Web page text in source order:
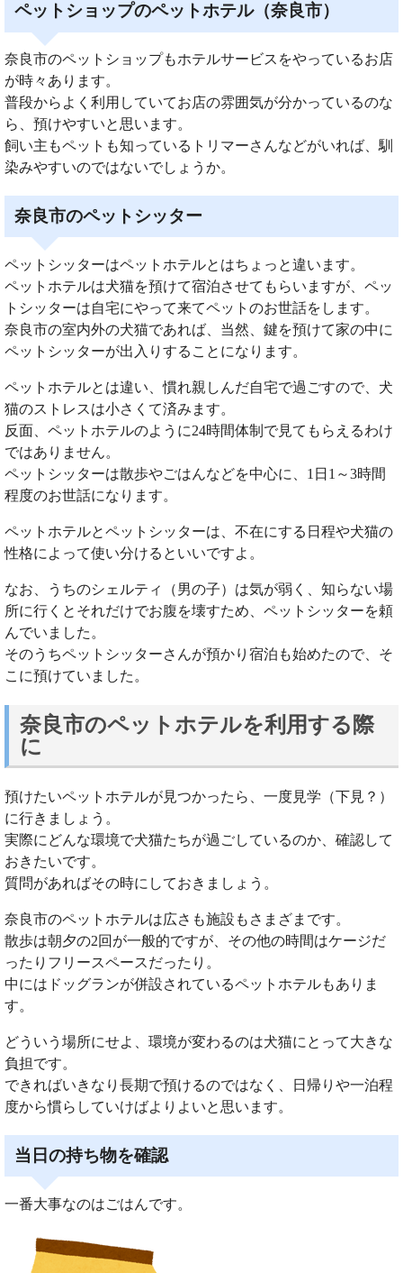
ペットショップのペットホテル（奈良市）
奈良市のペットショップもホテルサービスをやっているお店
が時々あります。
普段からよく利用していてお店の雰囲気が分かっているのな
ら、預けやすいと思います。
飼い主もペットも知っているトリマーさんなどがいれば、馴
染みやすいのではないでしょうか。
奈良市のペットシッター
ペットシッターはペットホテルとはちょっと違います。
ペットホテルは犬猫を預けて宿泊させてもらいますが、ペッ
トシッターは自宅にやって来てペットのお世話をします。
奈良市の室内外の犬猫であれば、当然、鍵を預けて家の中に
ペットシッターが出入りすることになります。
ペットホテルとは違い、慣れ親しんだ自宅で過ごすので、犬
猫のストレスは小さくて済みます。
反面、ペットホテルのように24時間体制で見てもらえるわけ
ではありません。
ペットシッターは散歩やごはんなどを中心に、1日1～3時間
程度のお世話になります。
ペットホテルとペットシッターは、不在にする日程や犬猫の
性格によって使い分けるといいですよ。
なお、うちのシェルティ（男の子）は気が弱く、知らない場
所に行くとそれだけでお腹を壊すため、ペットシッターを頼
んでいました。
そのうちペットシッターさんが預かり宿泊も始めたので、そ
こに預けていました。
奈良市のペットホテルを利用する際
に
預けたいペットホテルが見つかったら、一度見学（下見？）
に行きましょう。
実際にどんな環境で犬猫たちが過ごしているのか、確認して
おきたいです。
質問があればその時にしておきましょう。
奈良市のペットホテルは広さも施設もさまざまです。
散歩は朝夕の2回が一般的ですが、その他の時間はケージだ
ったりフリースペースだったり。
中にはドッグランが併設されているペットホテルもありま
す。
どういう場所にせよ、環境が変わるのは犬猫にとって大きな
負担です。
できればいきなり長期で預けるのではなく、日帰りや一泊程
度から慣らしていけばよりよいと思います。
当日の持ち物を確認
一番大事なのはごはんです。